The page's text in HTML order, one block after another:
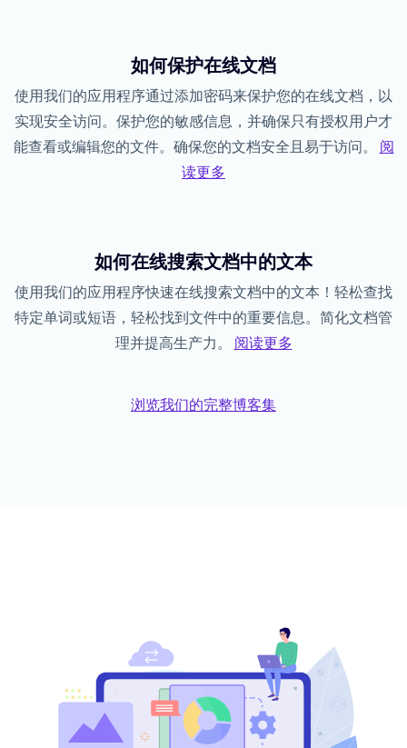
如何保护在线文档
使用我们的应用程序通过添加密码来保护您的在线文档，以
实现安全访问。保护您的敏感信息，并确保只有授权用户才
能查看或编辑您的文件。确保您的文档安全且易于访问。 阅
读更多
如何在线搜索文档中的文本
使用我们的应用程序快速在线搜索文档中的文本！轻松查找
特定单词或短语，轻松找到文件中的重要信息。简化文档管
理并提高生产力。 阅读更多
浏览我们的完整博客集